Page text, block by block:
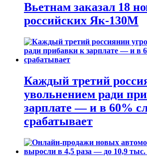
Вьетнам заказал 18
российских Як-130М
Каждый третий
увольнением ради
зарплате — и в 60%
срабатывает